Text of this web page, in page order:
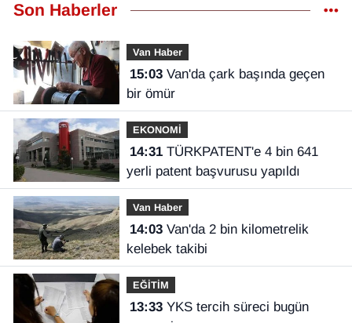
Son Haberler
Van Haber
15:03Van'da çark başında geçen
bir ömür
EKONOMİ
14:31TÜRKPATENT'e 4 bin 641
yerli patent başvurusu yapıldı
Van Haber
14:03Van'da 2 bin kilometrelik
kelebek takibi
EĞİTİM
13:33YKS tercih süreci bugün